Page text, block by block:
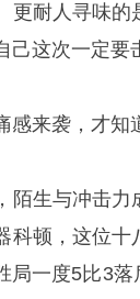
更耐人寻味
己这次一定要
感来袭，才知
陌生与冲击
科顿，这位
局一度5比3